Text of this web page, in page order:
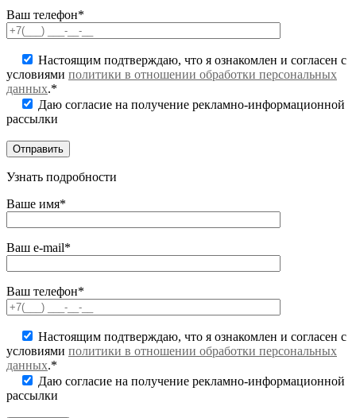
Ваш телефон*
Настоящим подтверждаю, что я ознакомлен и согласен с
условиями политики в отношении обработки персональных
данных.*
Даю согласие на получение рекламно-информационной
рассылки
Узнать подробности
Ваше имя*
Ваш e-mail*
Ваш телефон*
Настоящим подтверждаю, что я ознакомлен и согласен с
условиями политики в отношении обработки персональных
данных.*
Даю согласие на получение рекламно-информационной
рассылки